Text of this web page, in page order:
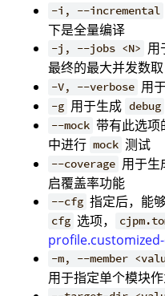
-i, --incremental
下是全量编译
-j, --jobs <N> 用
最终的最大并发数取
-V, --verbose 用
-g 用于生成 debug
--mock 带有此选项
中进行 mock 测试
--coverage 用于生
启覆盖率功能
--cfg 指定后，能
cfg 选项，
-m, --member
用于指定单个模块